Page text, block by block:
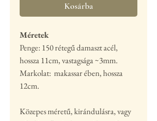
Kosárba
Méretek
Penge: 150 rétegű damaszt acél,
hossza 11cm, vastagsága ~3mm.
Markolat: makassar ében, hossza
12cm.
Közepes méretű, kirándulásra, vagy